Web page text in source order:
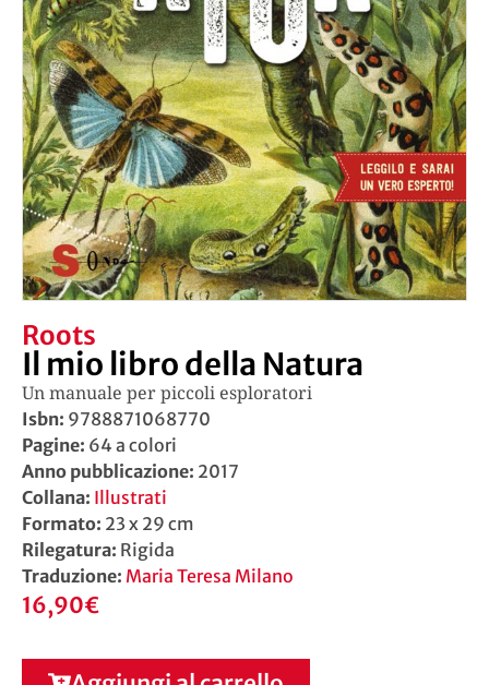
Roots
Il mio libro della Natura
Un manuale per piccoli esploratori
Isbn: 9788871068770
Pagine: 64 a colori
Anno pubblicazione: 2017
Collana: Illustrati
Formato: 23 x 29 cm
Rilegatura: Rigida
Traduzione: Maria Teresa Milano
16,90€